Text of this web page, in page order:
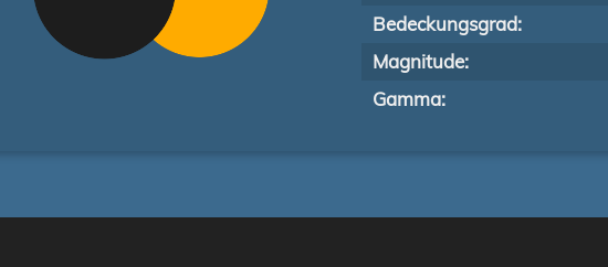
Bedeckungsgrad:
Magnitude:
Gamma: